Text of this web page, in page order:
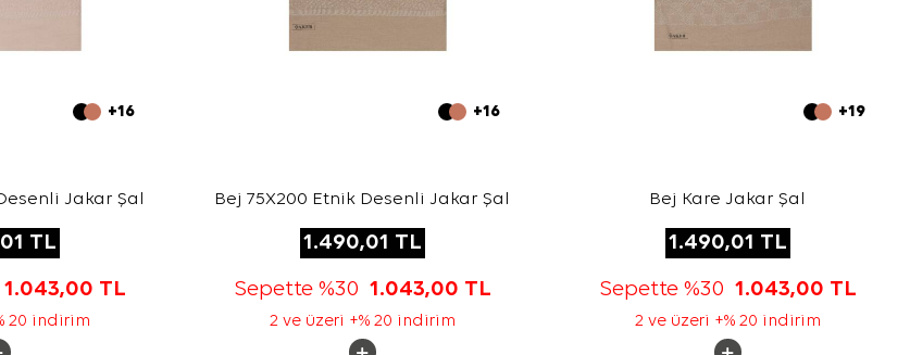
+16
Jakar Şal
TL
1.043,00 TL
20 indirim
+16
Bej 75X200 Etnik Desenli Jakar Şal
1.490,01 TL
Sepette %30 1.043,00 TL
2 ve üzeri +% 20 indirim
+19
Bej Kare Jakar Şal
1.490,01 TL
Sepette %30 1.043,00 TL
2 ve üzeri +% 20 indirim